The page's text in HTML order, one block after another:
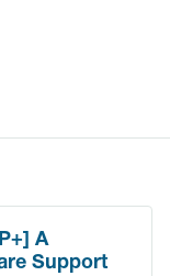
A
Support